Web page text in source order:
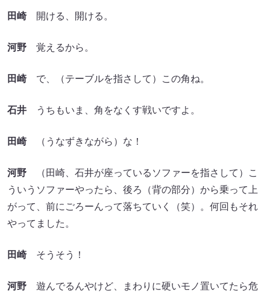
田崎開ける、開ける。
河野 覚えるから。
田崎で、（テーブルを指さして）この角ね。
石井 うちもいま、角をなくす戦いですよ。
田崎（うなずきながら）な！
河野 （田崎、石井が座っているソファーを指さして）こ
ういうソファーやったら、後ろ（背の部分）から乗って上
がって、前にごろーんって落ちていく（笑）。何回もそれ
やってました。
田崎そうそう！
河野 遊んでるんやけど、まわりに硬いモノ置いてたら危